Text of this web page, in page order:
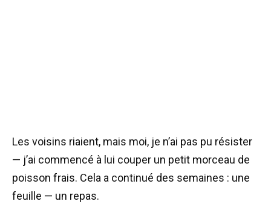
Les voisins riaient, mais moi, je n’ai pas pu résister
— j’ai commencé à lui couper un petit morceau de
poisson frais. Cela a continué des semaines : une
feuille — un repas.